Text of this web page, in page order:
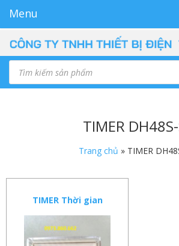
Menu
TIMER
Trang chủ » TIMER
TIMER Thời gian
tuần hoàn lặp lại